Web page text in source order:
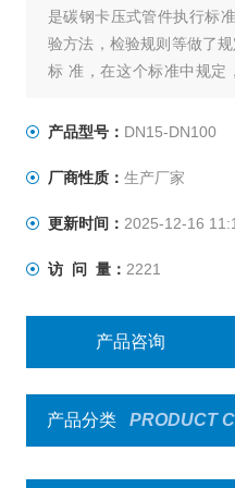
是碳钢卡压式管件执行标
验方法，检验规则等做了
标 准，在这个标准中规定
2014消防给 水及消火栓系
式，不宜采用焊接连接，当
产品型号： DN15-DN100
厂商性质： 生产厂家
更新时间： 2025-12-16
访 问 量： 2221
产品咨询
产品分类 PRODUCT